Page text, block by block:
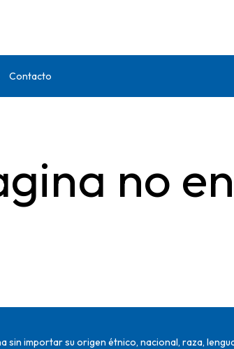
Contacto
no
importar su origen étnico, nacional, raza,